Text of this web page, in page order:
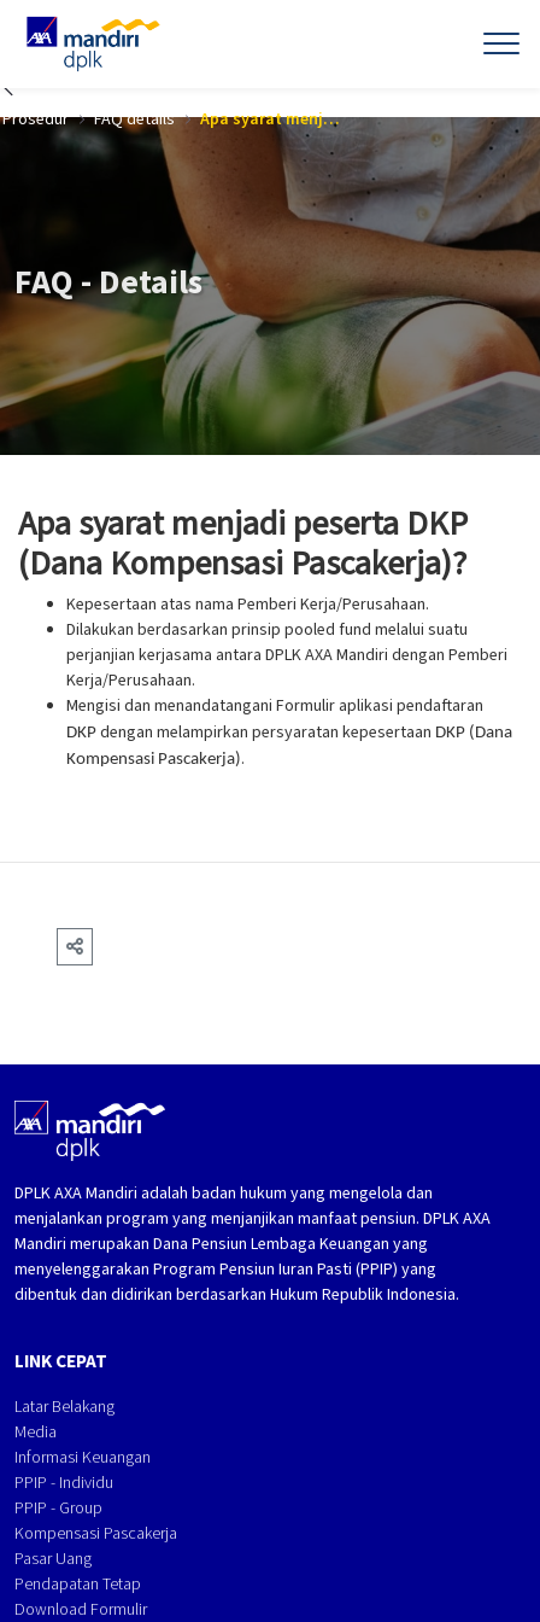
Skip to Main Content
Prosedur
FAQ details Apa syarat menjadi peserta DKP (Dana Kompensasi Pascakerja)?
FAQ - Details
Apa syarat menjadi peserta DKP
(Dana Kompensasi Pascakerja)?
Kepesertaan atas nama Pemberi Kerja/Perusahaan.
Dilakukan berdasarkan prinsip pooled fund melalui suatu
perjanjian kerjasama antara DPLK AXA Mandiri dengan Pemberi
Kerja/Perusahaan.
Mengisi dan menandatangani Formulir aplikasi pendaftaran
DKP dengan melampirkan persyaratan kepesertaan DKP (Dana
Kompensasi Pascakerja).
DPLK AXA Mandiri adalah badan hukum yang mengelola dan
menjalankan program yang menjanjikan manfaat pensiun. DPLK AXA
Mandiri merupakan Dana Pensiun Lembaga Keuangan yang
menyelenggarakan Program Pensiun Iuran Pasti (PPIP) yang
dibentuk dan didirikan berdasarkan Hukum Republik Indonesia.
LINK CEPAT
Latar Belakang
Media
Informasi Keuangan
PPIP - Individu
PPIP - Group
Kompensasi Pascakerja
Pasar Uang
Pendapatan Tetap
Download Formulir